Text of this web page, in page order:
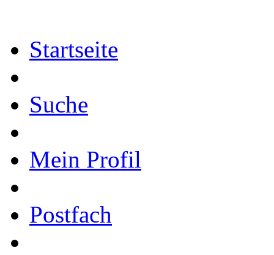
Startseite
Suche
Mein Profil
Postfach